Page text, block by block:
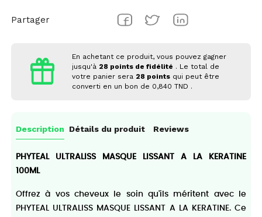
Partager
En achetant ce produit, vous pouvez gagner
jusqu'à 28 points de fidélité . Le total de
votre panier sera 28 points qui peut être
converti en un bon de 0,840 TND .
Description Détails du produit Reviews
PHYTEAL ULTRALISS MASQUE LISSANT A LA KERATINE
100ML
Offrez à vos cheveux le soin qu'ils méritent avec le
PHYTEAL ULTRALISS MASQUE LISSANT A LA KERATINE. Ce